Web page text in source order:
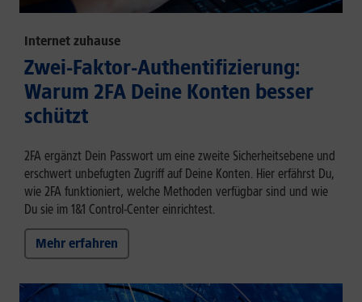
Internet zuhause
Zwei-Faktor-Authentifizierung:
Warum 2FA Deine Konten besser
schützt
2FA ergänzt Dein Passwort um eine zweite Sicherheitsebene und
erschwert unbefugten Zugriff auf Deine Konten. Hier erfährst Du,
wie 2FA funktioniert, welche Methoden verfügbar sind und wie
Du sie im 1&1 Control-Center einrichtest.
Mehr erfahren